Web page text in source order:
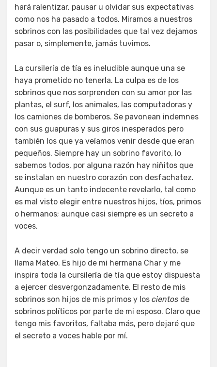
hará ralentizar, pausar u olvidar sus expectativas
como nos ha pasado a todos. Miramos a nuestros
sobrinos con las posibilidades que tal vez dejamos
pasar o, simplemente, jamás tuvimos.
La cursilería de tía es ineludible aunque una se
haya prometido no tenerla. La culpa es de los
sobrinos que nos sorprenden con su amor por las
plantas, el surf, los animales, las computadoras y
los camiones de bomberos. Se pavonean indemnes
con sus guapuras y sus giros inesperados pero
también los que ya veíamos venir desde que eran
pequeños. Siempre hay un sobrino favorito, lo
sabemos todos, por alguna razón hay niñitos que
se instalan en nuestro corazón con desfachatez.
Aunque es un tanto indecente revelarlo, tal como
es mal visto elegir entre nuestros hijos, tíos, primos
o hermanos; aunque casi siempre es un secreto a
voces.
A decir verdad solo tengo un sobrino directo, se
llama Mateo. Es hijo de mi hermana Char y me
inspira toda la cursilería de tía que estoy dispuesta
a ejercer desvergonzadamente. El resto de mis
sobrinos son hijos de mis primos y los cientos de
sobrinos políticos por parte de mi esposo. Claro que
tengo mis favoritos, faltaba más, pero dejaré que
el secreto a voces hable por mí.